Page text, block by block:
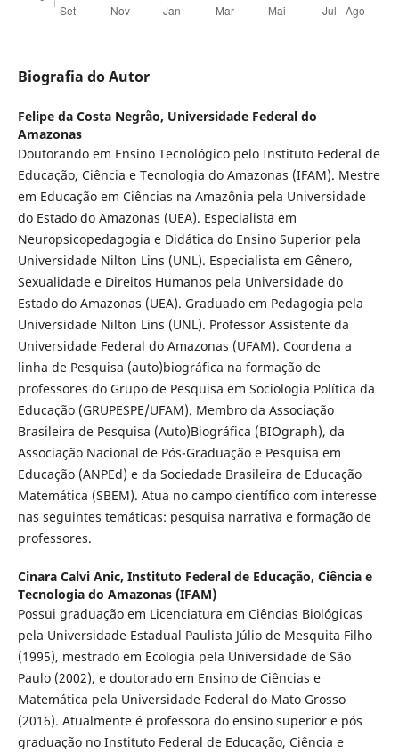
Biografia do Autor
Felipe da Costa Negrão, Universidade Federal do
Amazonas
Doutorando em Ensino Tecnológico pelo Instituto Federal de
Educação, Ciência e Tecnologia do Amazonas (IFAM). Mestre
em Educação em Ciências na Amazônia pela Universidade
do Estado do Amazonas (UEA). Especialista em
Neuropsicopedagogia e Didática do Ensino Superior pela
Universidade Nilton Lins (UNL). Especialista em Gênero,
Sexualidade e Direitos Humanos pela Universidade do
Estado do Amazonas (UEA). Graduado em Pedagogia pela
Universidade Nilton Lins (UNL). Professor Assistente da
Universidade Federal do Amazonas (UFAM). Coordena a
linha de Pesquisa (auto)biográfica na formação de
professores do Grupo de Pesquisa em Sociologia Política da
Educação (GRUPESPE/UFAM). Membro da Associação
Brasileira de Pesquisa (Auto)Biográfica (BIOgraph), da
Associação Nacional de Pós-Graduação e Pesquisa em
Educação (ANPEd) e da Sociedade Brasileira de Educação
Matemática (SBEM). Atua no campo científico com interesse
nas seguintes temáticas: pesquisa narrativa e formação de
professores.
Cinara Calvi Anic, Instituto Federal de Educação, Ciência e
Tecnologia do Amazonas (IFAM)
Possui graduação em Licenciatura em Ciências Biológicas
pela Universidade Estadual Paulista Júlio de Mesquita Filho
(1995), mestrado em Ecologia pela Universidade de São
Paulo (2002), e doutorado em Ensino de Ciências e
Matemática pela Universidade Federal do Mato Grosso
(2016). Atualmente é professora do ensino superior e pós
graduação no Instituto Federal de Educação, Ciência e